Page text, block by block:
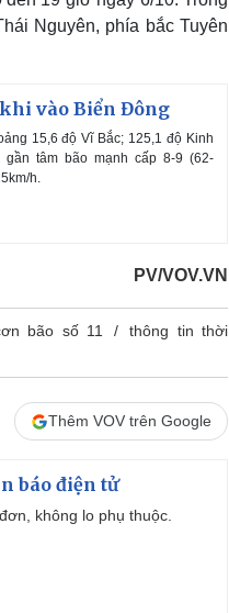
Nguyên, phía bắc Tuyên
vào Biển Đông
15,6 độ Vĩ Bắc; 125,1 độ Kinh
tâm bão mạnh cấp 8-9 (62-
h.
PV/VOV.VN
bão số 11
thông tin thời
Thêm VOV trên Google
báo điện tử
không lo phụ thuộc.